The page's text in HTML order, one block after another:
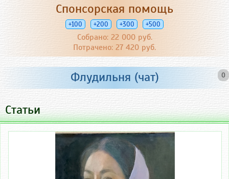
Спонсорская помощь
+100 +200 +300 +500
Собрано: 22 000 руб.
Потрачено: 27 420 руб.
0
Флудильня (чат)
Статьи